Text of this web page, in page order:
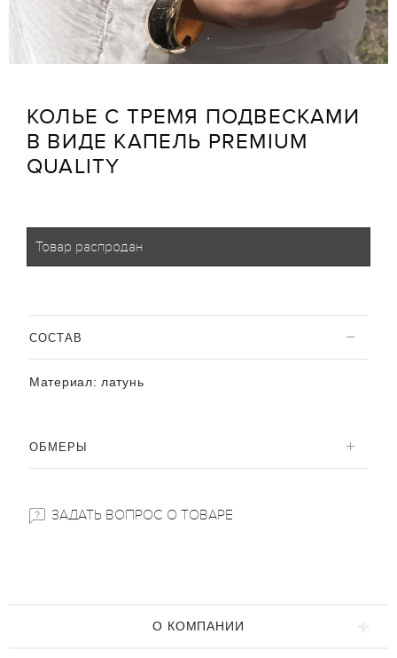
КОЛЬЕ С ТРЕМЯ ПОДВЕСКАМИ
В ВИДЕ КАПЕЛЬ PREMIUM
QUALITY
Товар распродан
CОСТАВ
Материал: латунь
ОБМЕРЫ
ЗАДАТЬ ВОПРОС О ТОВАРЕ
О КОМПАНИИ